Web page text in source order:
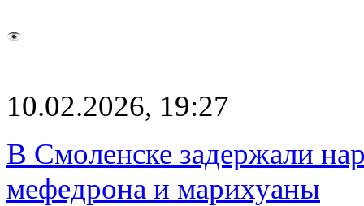
10.02.2026, 19:27
В Смоленске задержали
мефедрона и марихуаны